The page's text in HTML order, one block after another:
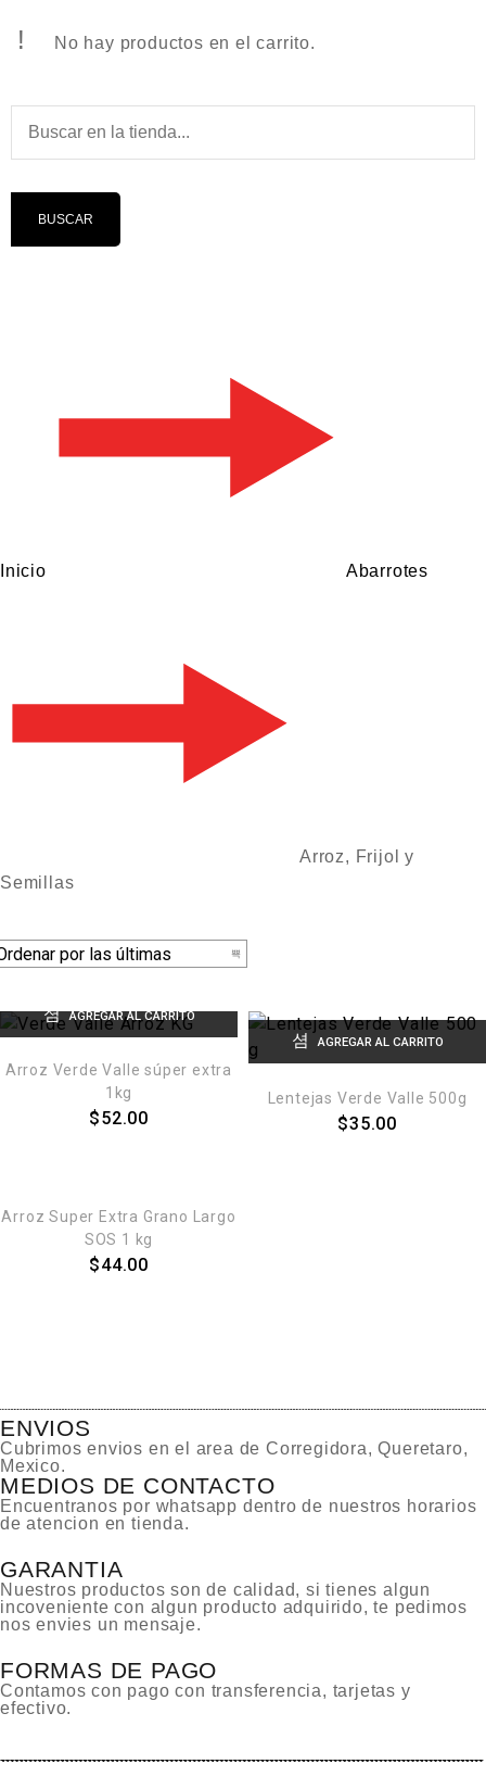
No hay productos en el carrito.
BUSCAR
Inicio Abarrotes
Arroz, Frijol y
Semillas
AGREGAR AL CARRITO
Arroz Verde Valle súper extra
1kg
$52.00
AGREGAR AL CARRITO
Lentejas Verde Valle 500g
$35.00
Arroz Super Extra Grano Largo
SOS 1 kg
$44.00
ENVIOS
Cubrimos envios en el area de Corregidora, Queretaro,
Mexico.
MEDIOS DE CONTACTO
Encuentranos por whatsapp dentro de nuestros horarios
de atencion en tienda.
GARANTIA
Nuestros productos son de calidad, si tienes algun
incoveniente con algun producto adquirido, te pedimos
nos envies un mensaje.
FORMAS DE PAGO
Contamos con pago con transferencia, tarjetas y
efectivo.